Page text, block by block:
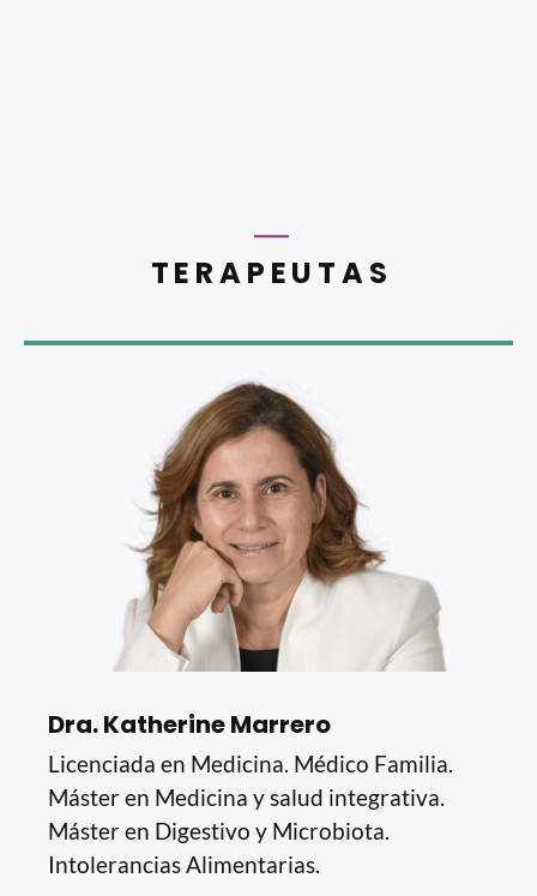
TERAPEUTAS
Dra. Katherine Marrero
Licenciada en Medicina. Médico Familia.
Máster en Medicina y salud integrativa.
Máster en Digestivo y Microbiota.
Intolerancias Alimentarias.